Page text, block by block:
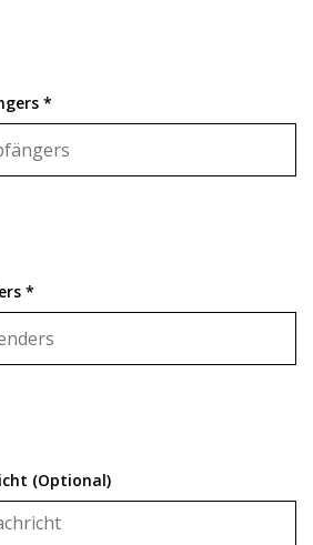
*
*
(Optional)